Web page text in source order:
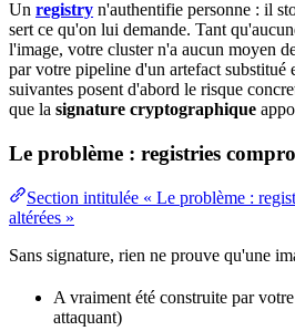
Un registry n'authentifie personne : il
sert ce qu'on lui demande. Tant
l'image, votre clustern'a aucun moyen
par votre pipeline d'un artefact substitué
suivantes posent d'abord le risque
que la signature cryptographique
Le problème : registries
Section intitulée « Le problème :
altérées »
Sans signature, rien ne prouve qu'une
A vraiment été construite par
attaquant)